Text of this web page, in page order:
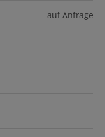
auf Anfrage